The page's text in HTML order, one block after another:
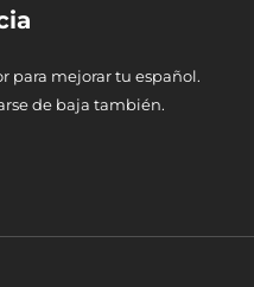
para mejorar tu español.
de baja también.